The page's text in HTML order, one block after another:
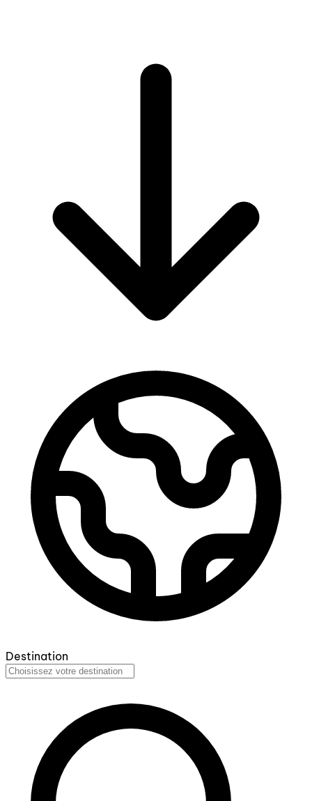
Destination